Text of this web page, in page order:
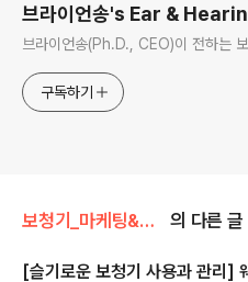
브라이언송's Ear &
브라이언송(Ph.D., CEO)이 전하는
구독하기
보청기_마케팅&비지니스 의 다른 글
[슬기로운 보청기 사용과 관리]